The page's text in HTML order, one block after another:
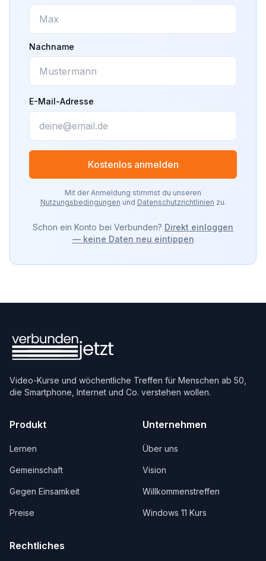
Nachname
E-Mail-Adresse
Kostenlos anmelden
Mit der Anmeldung stimmst du unseren
Nutzungsbedingungen und Datenschutzrichtlinien zu.
Schon ein Konto bei Verbunden? Direkt einloggen
— keine Daten neu eintippen
Video-Kurse und wöchentliche Treffen für Menschen ab 50,
die Smartphone, Internet und Co. verstehen wollen.
Produkt
Lernen
Gemeinschaft
Gegen Einsamkeit
Preise
Unternehmen
Über uns
Vision
Willkommenstreffen
Windows 11 Kurs
Rechtliches